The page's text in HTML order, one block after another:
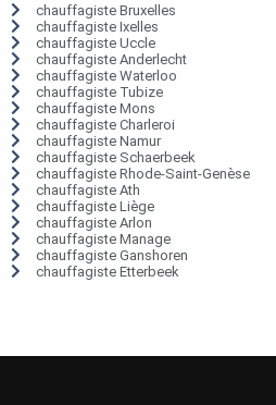
chauffagiste Bruxelles
chauffagiste Ixelles
chauffagiste Uccle
chauffagiste Anderlecht
chauffagiste Waterloo
chauffagiste Tubize
chauffagiste Mons
chauffagiste Charleroi
chauffagiste Namur
chauffagiste Schaerbeek
chauffagiste Rhode-Saint-Genèse
chauffagiste Ath
chauffagiste Liège
chauffagiste Arlon
chauffagiste Manage
chauffagiste Ganshoren
chauffagiste Etterbeek